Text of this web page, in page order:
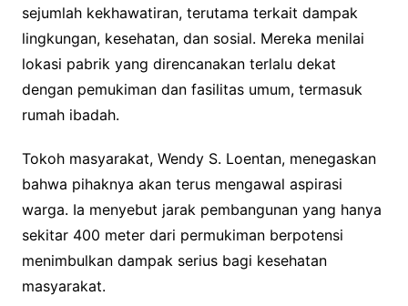
sejumlah kekhawatiran, terutama terkait dampak
lingkungan, kesehatan, dan sosial. Mereka menilai
lokasi pabrik yang direncanakan terlalu dekat
dengan pemukiman dan fasilitas umum, termasuk
rumah ibadah.
Tokoh masyarakat, Wendy S. Loentan, menegaskan
bahwa pihaknya akan terus mengawal aspirasi
warga. Ia menyebut jarak pembangunan yang hanya
sekitar 400 meter dari permukiman berpotensi
menimbulkan dampak serius bagi kesehatan
masyarakat.